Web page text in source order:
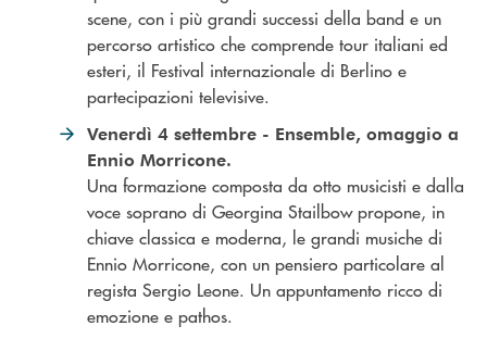
scene, con i più grandi successi della band e un
percorso artistico che comprende tour italiani ed
esteri, il Festival internazionale di Berlino e
partecipazioni televisive.
Venerdì 4 settembre - Ensemble, omaggio a
Ennio Morricone.
Una formazione composta da otto musicisti e dalla
voce soprano di Georgina Stailbow propone, in
chiave classica e moderna, le grandi musiche di
Ennio Morricone, con un pensiero particolare al
regista Sergio Leone. Un appuntamento ricco di
emozione e pathos.